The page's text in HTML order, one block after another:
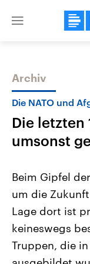
Close
Themen
Landtagswahl
2026
Alle Informationen
Sachsen-Anhalt
September 2026
Landtag. Seit 2021
Bundesland von
Archiv
Die NATO und
Die letzten
umsonst
Beim Gipfel
um die
Lage dort ist
keineswegs
Truppen, die